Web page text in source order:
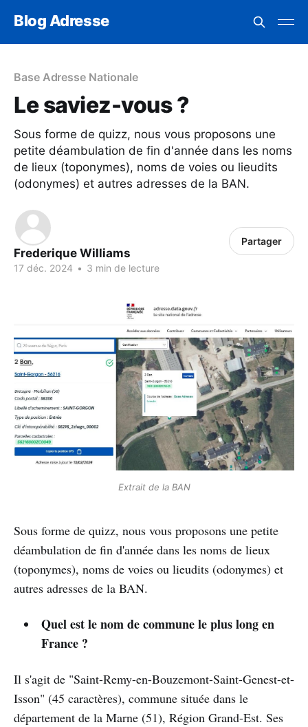
Blog Adresse
Base Adresse Nationale
Le saviez-vous ?
Sous forme de quizz, nous vous proposons une
petite déambulation de fin d'année dans les noms
de lieux (toponymes), noms de voies ou lieudits
(odonymes) et autres adresses de la BAN.
Frederique Williams
17 déc. 2024 • 3 min de lecture
Partager
Extrait de la BAN
Sous forme de quizz, nous vous proposons une petite
déambulation de fin d'année dans les noms de lieux
(toponymes), noms de voies ou lieudits (odonymes) et
autres adresses de la BAN.
Quel est le nom de commune le plus long en
France ?
Il s'agit de "Saint-Remy-en-Bouzemont-Saint-Genest-et-
Isson" (45 caractères), commune située dans le
département de la Marne (51), Région Grand-Est. Ses